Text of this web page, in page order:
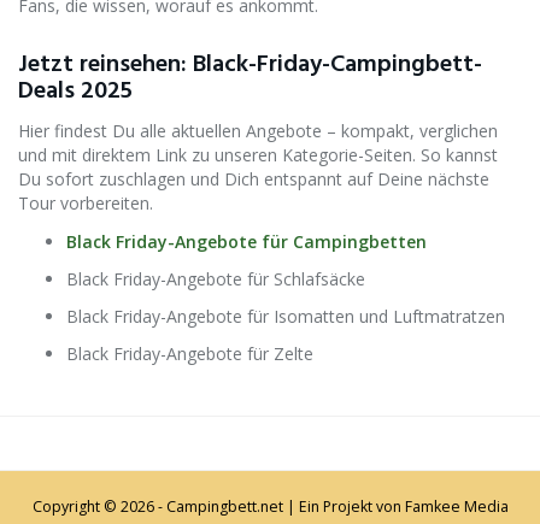
Fans, die wissen, worauf es ankommt.
Jetzt reinsehen: Black-Friday-Campingbett-
Deals 2025
Hier findest Du alle aktuellen Angebote – kompakt, verglichen
und mit direktem Link zu unseren Kategorie-Seiten. So kannst
Du sofort zuschlagen und Dich entspannt auf Deine nächste
Tour vorbereiten.
Black Friday-Angebote für Campingbetten
Black Friday-Angebote für Schlafsäcke
Black Friday-Angebote für Isomatten und Luftmatratzen
Black Friday-Angebote für Zelte
Copyright © 2026 - Campingbett.net | Ein Projekt von Famkee Media